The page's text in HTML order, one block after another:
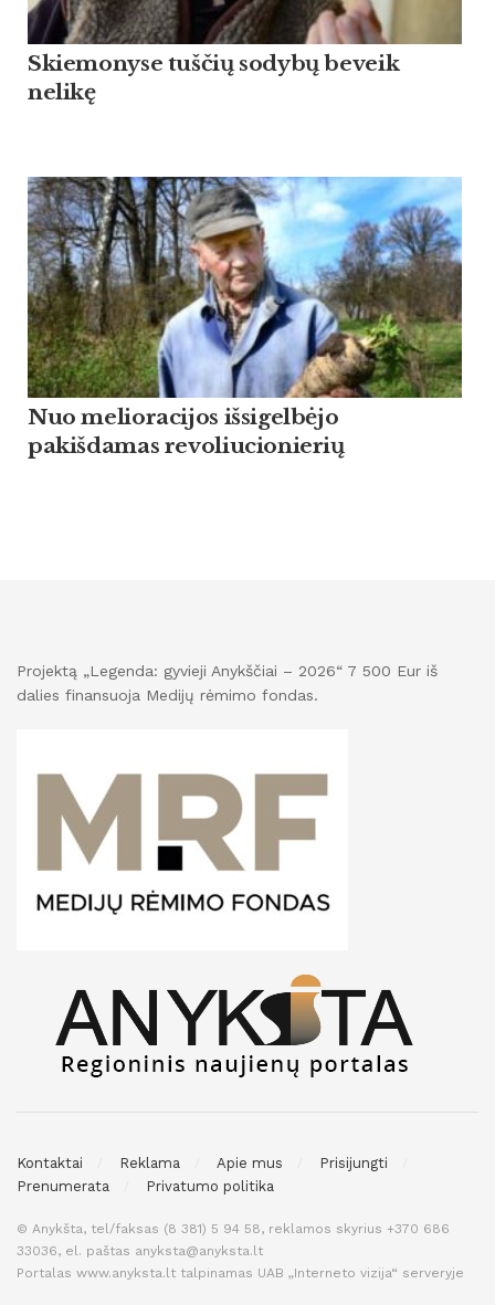
Skiemonyse tuščių sodybų beveik
nelikę
Nuo melioracijos išsigelbėjo
pakišdamas revoliucionierių
Projektą „Legenda: gyvieji Anykščiai – 2026“ 7 500 Eur iš
dalies finansuoja Medijų rėmimo fondas.
Kontaktai Reklama Apie mus
Prisijungti
Prenumerata
Privatumo politika
© Anykšta, tel/faksas (8 381) 5 94 58, reklamos skyrius +370 686
33036, el. paštas anyksta@anyksta.lt
Portalas www.anyksta.lt talpinamas UAB „Interneto vizija“ serveryje